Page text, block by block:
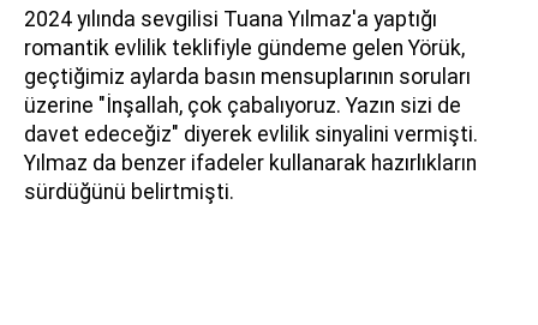
2024 yılında sevgilisi Tuana Yılmaz'a yaptığı
romantik evlilik teklifiyle gündeme gelen Yörük,
geçtiğimiz aylarda basın mensuplarının soruları
üzerine "İnşallah, çok çabalıyoruz. Yazın sizi de
davet edeceğiz" diyerek evlilik sinyalini vermişti.
Yılmaz da benzer ifadeler kullanarak hazırlıkların
sürdüğünü belirtmişti.